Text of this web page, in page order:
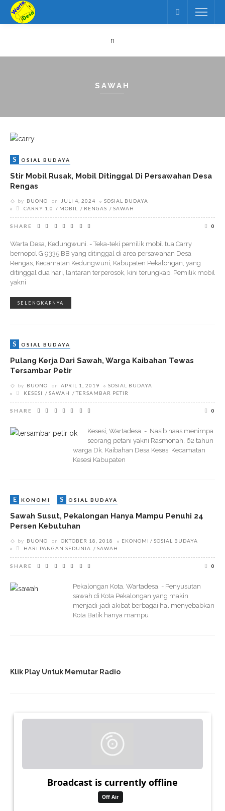
n
SAWAH
S OSIAL BUDAYA
Stir Mobil Rusak, Mobil Ditinggal Di Persawahan Desa
Rengas
by BUONO on JULI 4, 2024
SOSIAL BUDAYA
CARRY 1.0
MOBIL RENGAS SAWAH
SHARE 0
Warta Desa, Kedungwuni. - Teka-teki pemilik mobil tua Carry
bernopol G 9335 BB yang ditinggal di area persawahan Desa
Rengas, Kecamatan Kedungwuni, Kabupaten Pekalongan, yang
ditinggal dua hari, lantaran terperosok, kini terungkap. Pemilik mobil
yakni
SELENGKAPNYA
S OSIAL BUDAYA
Pulang Kerja Dari Sawah, Warga Kaibahan Tewas
Tersambar Petir
by BUONO on APRIL 1, 2019
SOSIAL BUDAYA
KESESI
SAWAH TERSAMBAR PETIR
SHARE 0
Kesesi, Wartadesa. - Nasib naas menimpa
seorang petani yakni Rasmonah, 62 tahun
warga Dk. Kaibahan Desa Kesesi Kecamatan
Kesesi Kabupaten
E KONOMI S OSIAL BUDAYA
Sawah Susut, Pekalongan Hanya Mampu Penuhi 24
Persen Kebutuhan
by BUONO on OKTOBER 18, 2018 EKONOMI
SOSIAL BUDAYA
HARI PANGAN SEDUNIA
SAWAH
SHARE 0
Pekalongan Kota, Wartadesa. - Penyusutan
sawah di Kota Pekalongan yang makin
menjadi-jadi akibat berbagai hal menyebabkan
Kota Batik hanya mampu
Klik Play Untuk Memutar Radio